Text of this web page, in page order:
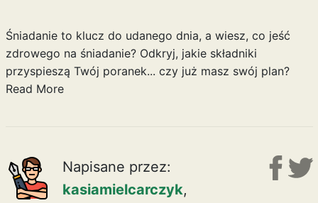
Śniadanie to klucz do udanego dnia, a wiesz, co jeść
zdrowego na śniadanie? Odkryj, jakie składniki
przyspieszą Twój poranek... czy już masz swój plan?
Read More
Napisane przez:
kasiamielcarczyk,